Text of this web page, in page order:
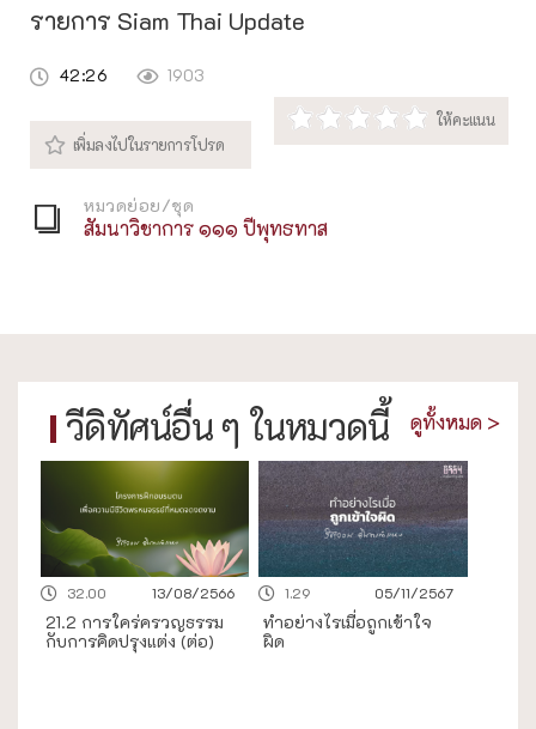
รายการ Siam Thai Update
42:26 1903
หมวดย่อย/ชุด
สัมนาวิชาการ ๑๑๑ ปีพุทธทาส
วีดิทัศน์อื่น ๆ ในหมวดนี้
13/08/2566
32.00
21.2 การใคร่ครวญธรรม
กับการคิดปรุงแต่ง (ต่อ)
05/11/2567
1.29
ทำอย่างไรเมื่อถูกเข้าใจ
ผิด
ดูทั้งหมด >